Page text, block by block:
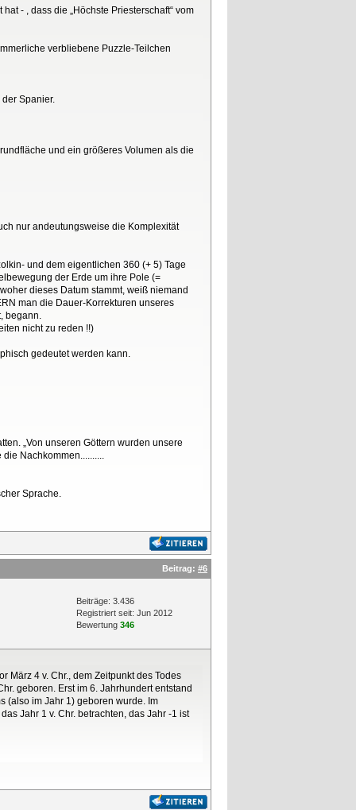
- , dass die „Höchste Priesterschaft“ vom
verbliebene Puzzle-Teilchen
Spanier.
und ein größeres Volumen als die
nur andeutungsweise die Komplexität
und dem eigentlichen 360 (+ 5) Tage
der Erde um ihre Pole (=
dieses Datum stammt, weiß niemand
man die Dauer-Korrekturen unseres
begann.
nicht zu reden !!)
gedeutet werden kann.
„Von unseren Göttern wurden unsere
Nachkommen..........
Sprache.
Beitrag: #6
Beiträge: 3.436
Registriert seit: Jun 2012
Bewertung 346
März 4 v. Chr., dem Zeitpunkt des Todes
geboren. Erst im 6. Jahrhundert entstand
(also im Jahr 1) geboren wurde. Im
Jahr 1 v. Chr. betrachten, das Jahr -1 ist